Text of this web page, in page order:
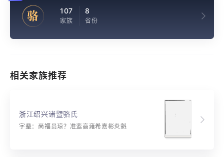
骆 107
家族
8
省份
相关家族推荐
浙江绍兴诸暨骆氏
字辈：尚福员琼？准鸾高雍希嘉彬炎魁